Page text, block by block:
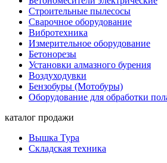
Строительные пылесосы
Сварочное оборудование
Вибротехника
Измерительное оборудование
Бетонорезы
Установки алмазного бурения
Воздуходувки
Бензобуры (Мотобуры)
Оборудование для обработки
каталог продажи
Вышка Тура
Складская техника